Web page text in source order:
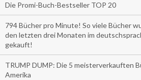
Die Promi-Buch-Bestseller TOP 20
794 Bücher pro Minute! So viele Bücher
den letzten drei Monaten im
gekauft!
TRUMP DUMP: Die 5 meisterverkauften
Amerika